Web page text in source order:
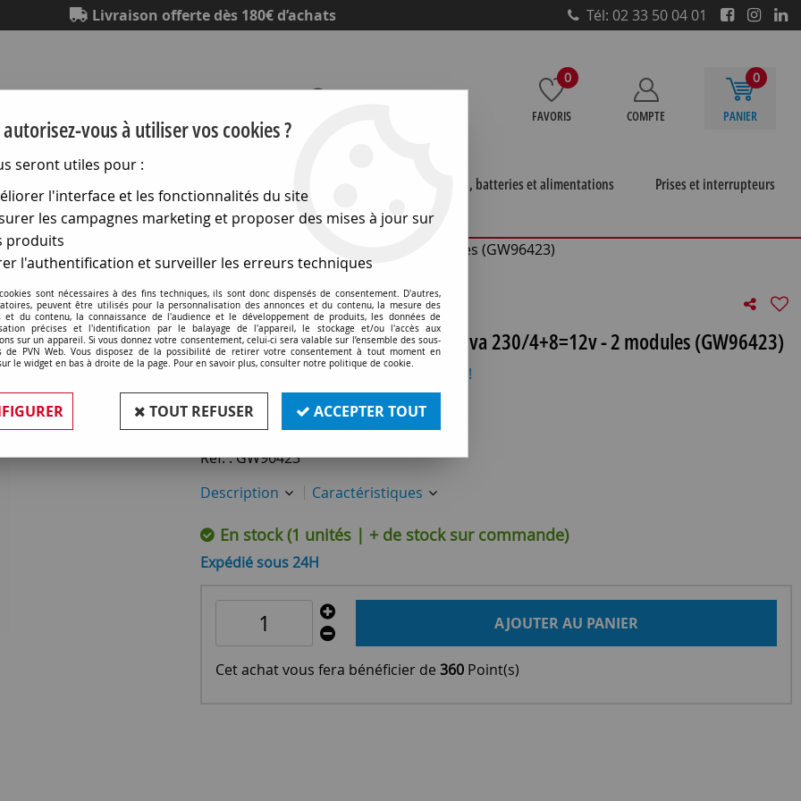
Livraison offerte dès 180€ d’achats Tél: 02 33 50 04 01
0
FAVORIS COMPTE
0
PANIER
Piles, batteries et alimentations
Prises et interrupteurs
Compléments modulaires>Signalisation > Transformateurs >
>Transformateur pour sonnerie - 10va 230/4+8=12v - 2 modules (GW96423)
Transformateur pour sonnerie - 10va 230/4+8=12v - 2 modules (GW96423)
Soyez le premier à donner votre avis !
36,30 €TTC
Réf. :GW96423
Description
Caractéristiques
En stock (1 unités | + de stock sur commande)
Expédié sous 24H
AJOUTER AU PANIER
Cet achat vous fera bénéficier de 360 Point(s)
vous à utiliser vos cookies ?
seront utiles pour :
l'interface et les fonctionnalités du site
les campagnes marketing et proposer des mises à jour sur
produits
l'authentification et surveiller les erreurs techniques
sont nécessaires à des fins techniques, ils sont donc dispensés de consentement. D'autres,
peuvent être utilisés pour la personnalisation des annonces et du contenu, la mesure des
et du contenu, la connaissance de l'audience et le développement de produits, les données de
précises et l'identification par le balayage de l'appareil, le stockage et/ou l'accès aux
sur un appareil. Si vous donnez votre consentement, celui-ci sera valable sur l’ensemble des sous-
de PVN Web. Vous disposez de la possibilité de retirer votre consentement à tout moment en
le widget en bas à droite de la page. Pour en savoir plus, consulter notre politique de cookie.
TOUT REFUSER ACCEPTER TOUT